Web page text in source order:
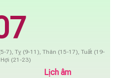
7), Tỵ (9-11), Thân (15-17), Tuất (19-
(21-23)
Lịch âm